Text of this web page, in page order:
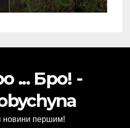
... Бро! -
новини першим!